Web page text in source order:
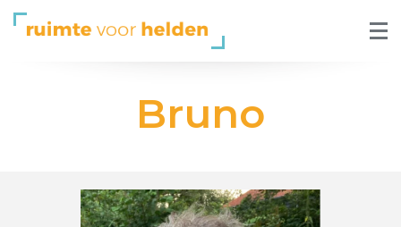
Bruno